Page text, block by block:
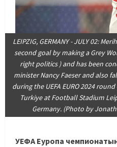
LEIPZIG, GERMANY - JULY 02:
second goal by making a Grey
right politics ) and has been
minister Nancy Faeser and also
during the UEFA EURO 2024
Turkiye at Football Stadium
Germany. (Photo by
УЕФА Еуропа